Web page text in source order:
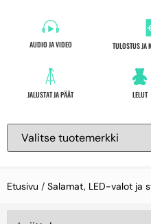
AUDIO JA VIDEO TULOSTUS JA
JALUSTAT JA PÄÄT LELUT
Etusivu / Salamat, LED-valot ja